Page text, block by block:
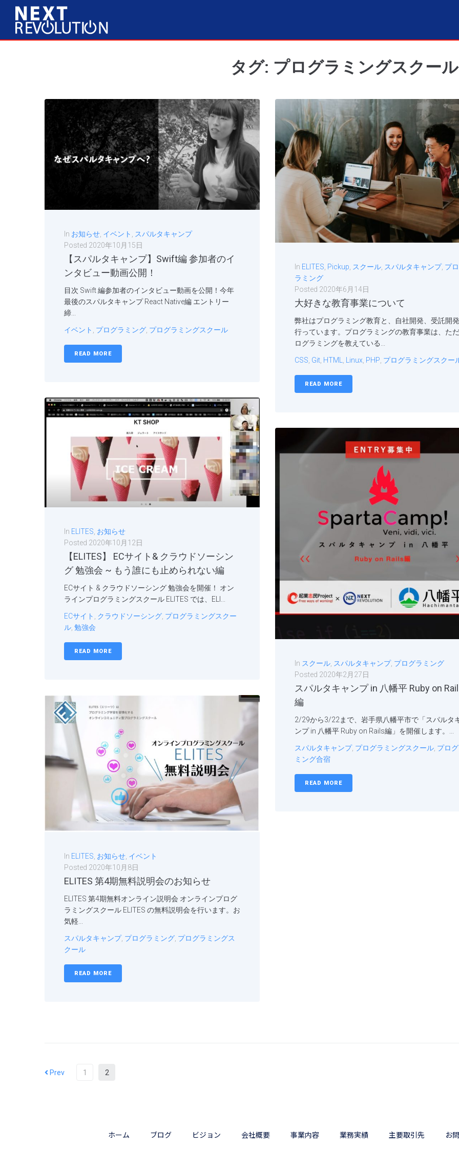
タグ: プログラミングスクール
In お知らせ, イベント , スパルタキャンプ
Posted 2020年10月15日
【スパルタキャンプ】Swift編 参加者のイ
ンタビュー動画公開！
目次 Swift 編参加者のインタビュー動画を公開！今年
最後のスパルタキャンプ React Native編 エントリー
締...
イベント , プログラミング, プログラミングスクール
READ MORE
In ELITES お知らせ
Posted 2020年10月12日
【ELITES】 ECサイト& クラウドソーシン
グ 勉強会 ~ もう誰にも止められない編
ECサイト & クラウドソーシング 勉強会を開催！ オン
ラインプログラミングスクール ELITES では、ELI...
ECサイト クラウドソーシング プログラミングスクー
ル 勉強会
READ MORE
In ELITES, お知らせ, イベント
Posted 2020年10月8日
ELITES 第4期無料説明会のお知らせ
ELITES 第4期無料オンライン説明会 オンラインプログ
ラミングスクール ELITES の無料説明会を行います。お
気軽...
スパルタキャンプ, プログラミング, プログラミングス
クール
READ MORE
In ELITES Pickup スクール スパルタキャンプ, プ
ラミング
Posted 2020年6月14日
大好きな教育事業について
弊社はプログラミング教育と、自社開発、受託開
行っています。プログラミングの教育事業は、た
ログラミングを教えている...
CSS Git HTML Linux PHP プログラミングスクー
READ MORE
In スクール, スパルタキャンプ, プログラミング
Posted 2020年2月27日
スパルタキャンプ in 八幡平 Ruby on
編
2/29から3/22まで、岩手県八幡平市で「スパルタ
ンプ in 八幡平 Ruby on Rails編」を開催します。...
スパルタキャンプ, プログラミングスクール, プロ
ミング合宿
READ MORE
Prev 1 2
ホーム ブログ ビジョン 会社概要 事業内容 業務実績 主要取引先 お